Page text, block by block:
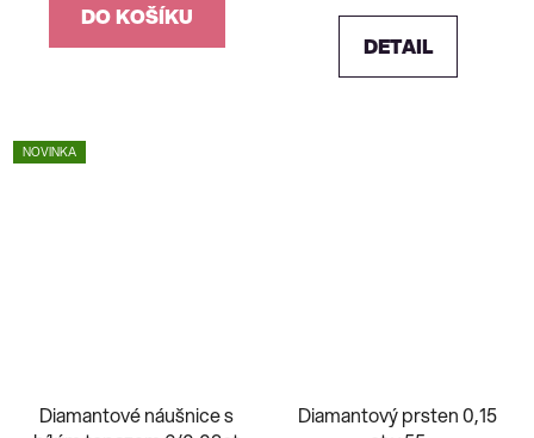
DO KOŠÍKU
DETAIL
NOVINKA
Diamantové náušnice s
Diamantový prsten 0,15